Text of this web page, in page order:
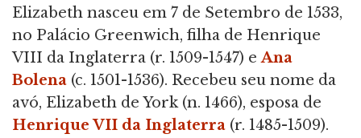
Elizabeth nasceu em 7 de Setembro de 1533,
no Palácio Greenwich, filha de Henrique
VIII da Inglaterra (r. 1509-1547) eAna
Bolena (c. 1501-1536). Recebeu seu nome da
avó, Elizabeth de York (n. 1466), esposa de
Henrique VII da Inglaterra (r. 1485-1509).